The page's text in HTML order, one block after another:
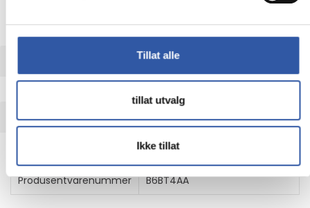
Tillat alle
tillat utvalg
Ikke tillat
enhance the overall computing experience.
UTVIDET INFORMASJON
TEKNISK INFO
Produsentvarenummer
B6BT4AA